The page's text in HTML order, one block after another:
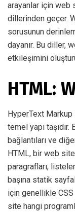
arayanlar için web
dillerinden geçer.
sorusunun
dayanır. Bu diller,
etkileşimini
HTML:
HyperText Markup
temel yapı
bağlantıları ve
HTML, bir web
paragrafları,
başına statik
için genellikle
site hangi